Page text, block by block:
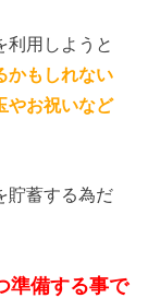
利用しようと
かもしれない
やお祝いなど
貯蓄する為だ
準備する事で